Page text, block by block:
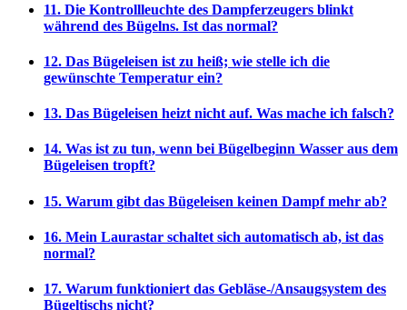
11. Die Kontrollleuchte des Dampferzeugers blinkt
während des Bügelns. Ist das normal?
12. Das Bügeleisen ist zu heiß; wie stelle ich die
gewünschte Temperatur ein?
13. Das Bügeleisen heizt nicht auf. Was mache ich falsch?
14. Was ist zu tun, wenn bei Bügelbeginn Wasser aus dem
Bügeleisen tropft?
15. Warum gibt das Bügeleisen keinen Dampf mehr ab?
16. Mein Laurastar schaltet sich automatisch ab, ist das
normal?
17. Warum funktioniert das Gebläse-/Ansaugsystem des
Bügeltischs nicht?